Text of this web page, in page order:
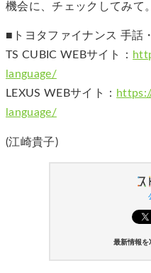
機会に、チェックしてみて。
■トヨタファイナンス 手話
TS CUBIC WEBサイト：
language/
LEXUS WEBサイト：
language/
(江崎貴子)
最新情報を